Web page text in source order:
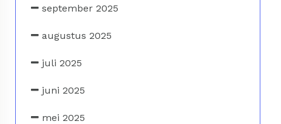
september 2025
augustus 2025
juli 2025
juni 2025
mei 2025